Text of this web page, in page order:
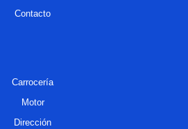
Contacto
Carrocería
Motor
Dirección